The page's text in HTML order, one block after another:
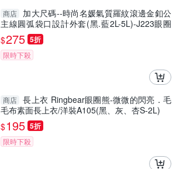
商店
加大尺碼--時尚名媛氣質羅紋滾邊金釦公
主線圓弧袋口設計外套(黑.藍2L-5L)-J223眼圈
熊中大尺碼
$275 5折
限時下殺
商店 長上衣 Ringbear眼圈熊-微微的閃亮．毛
毛布素面長上衣/洋裝A105(黑、灰、杏S-2L)
$195 5折
限時下殺